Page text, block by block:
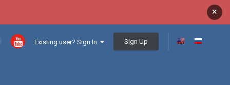
×
Existing user? Sign In Sign Up